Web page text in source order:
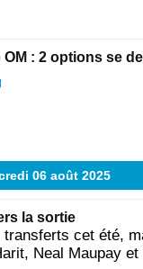
OM : 2 options se
06 août 2025
la sortie
cet été,
Neal Maupay